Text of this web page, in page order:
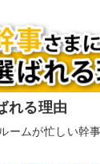
れる理由
ームが忙しい幹